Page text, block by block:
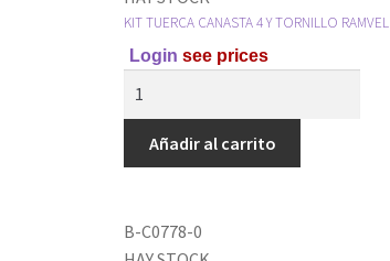
KIT TUERCA CANASTA 4 Y TORNILLO RAMVEL
Login see prices
Añadir al carrito
B-C0778-0